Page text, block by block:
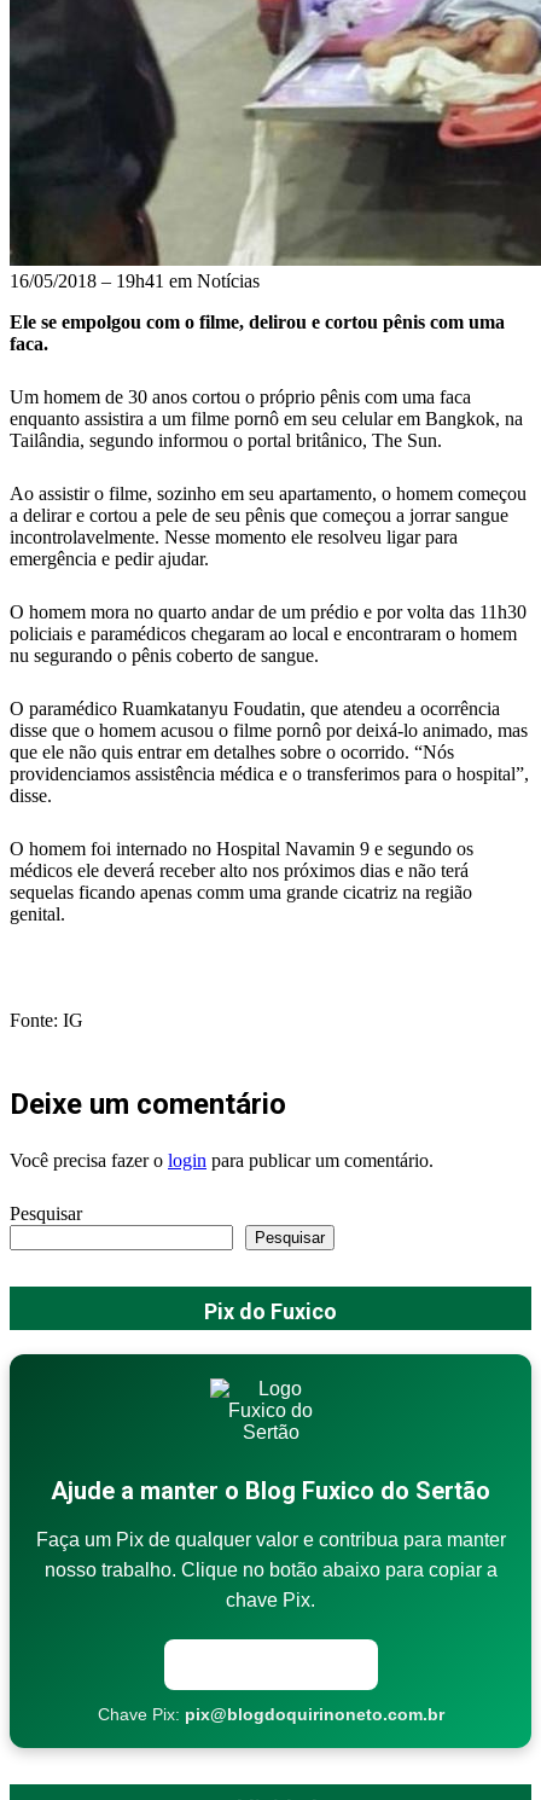
16/05/2018 – 19h41 em Notícias
Ele se empolgou com o filme, delirou e cortou pênis com uma
faca.
Um homem de 30 anos cortou o próprio pênis com uma faca
enquanto assistira a um filme pornô em seu celular em Bangkok, na
Tailândia, segundo informou o portal britânico, The Sun.
Ao assistir o filme, sozinho em seu apartamento, o homem começou
a delirar e cortou a pele de seu pênis que começou a jorrar sangue
incontrolavelmente. Nesse momento ele resolveu ligar para
emergência e pedir ajudar.
O homem mora no quarto andar de um prédio e por volta das 11h30
policiais e paramédicos chegaram ao local e encontraram o homem
nu segurando o pênis coberto de sangue.
O paramédico Ruamkatanyu Foudatin, que atendeu a ocorrência
disse que o homem acusou o filme pornô por deixá-lo animado, mas
que ele não quis entrar em detalhes sobre o ocorrido. “Nós
providenciamos assistência médica e o transferimos para o hospital”,
disse.
O homem foi internado no Hospital Navamin 9 e segundo os
médicos ele deverá receber alto nos próximos dias e não terá
sequelas ficando apenas comm uma grande cicatriz na região
genital.
Fonte: IG
Deixe um comentário
Você precisa fazer o login para publicar um comentário.
Pesquisar
Pesquisar
Pix do Fuxico
Ajude a manter o Blog Fuxico do Sertão
Faça um Pix de qualquer valor e contribua para manter
nosso trabalho. Clique no botão abaixo para copiar a
chave Pix.
Chave Pix: pix@blogdoquirinoneto.com.br